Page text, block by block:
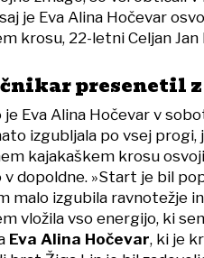
je Eva Alina Hočevar
krosu, 22-letni Celjan
presenetil
Eva Alina Hočevar v
izgubljala po vsej
kajakaškem krosu
v dopoldne. »Start je bil
malo izgubila ravnotežje
vložila vso energijo, ki
Eva Alina Hočevar, ki je